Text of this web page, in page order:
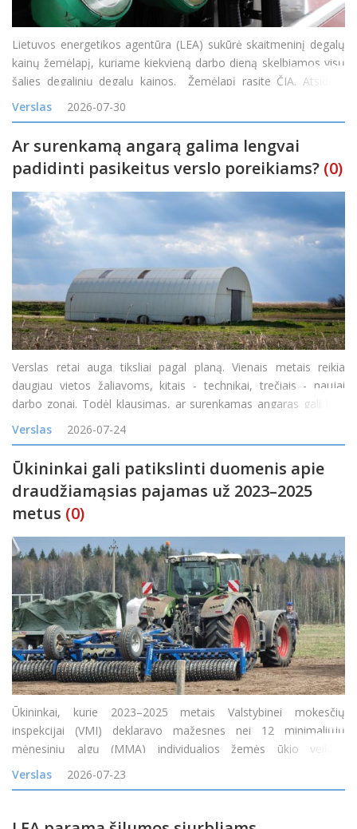
Lietuvos energetikos agentūra (LEA) sukūrė skaitmeninį degalų
kainų žemėlapį, kuriame kiekvieną darbo dieną skelbiamos visų
šalies degalinių degalų kainos. Žemėlapį rasite ČIA. Atsidarę
žemėlapį gyventojai nuo šiol galės patys palyginti kainas
skirtingose degalinėse ir rasti pi
Verslas 2026-07-30
Ar surenkamą angarą galima lengvai
padidinti pasikeitus verslo poreikiams? (0)
Verslas retai auga tiksliai pagal planą. Vienais metais reikia
daugiau vietos žaliavoms, kitais - technikai, trečiais - naujai
darbo zonai. Todėl klausimas, ar surenkamas angaras gali būti
padidintas, yra labai praktiškas. Atsakymas dažniausiai priklauso
nuo konstrukcijos tipo, pradinio proje
Verslas 2026-07-24
Ūkininkai gali patikslinti duomenis apie
draudžiamąsias pajamas už 2023–2025
metus (0)
Ūkininkai, kurie 2023–2025 metais Valstybinei mokesčių
inspekcijai (VMI) deklaravo mažesnes nei 12 minimaliųjų
mėnesinių algų (MMA) individualios žemės ūkio veiklos
apmokestinamąsias pajamas arba jų visai neturėjo, tačiau gavo
tam tikrų neapmokestinamųjų pajamų, nuo 2026 m. liepos 1 d.
Verslas 2026-07-23